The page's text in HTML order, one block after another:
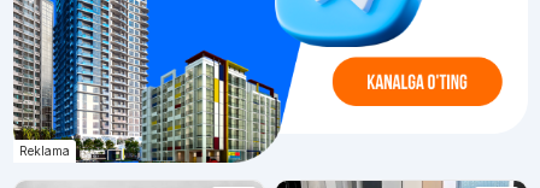
Reklama